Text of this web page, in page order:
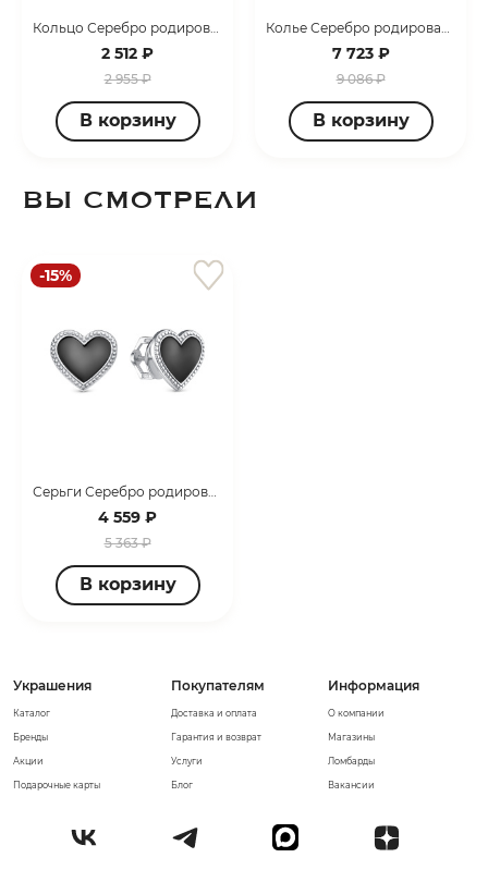
Кольцо Серебро родированное с1107455
2 512 ₽
2 955 ₽
В корзину
Колье Серебро родированное с0707178
7 723 ₽
9 086 ₽
В корзину
ВЫ СМОТРЕЛИ
-15%
Серьги Серебро родированное с0508100
4 559 ₽
5 363 ₽
В корзину
Информация
О компании
Магазины
Ломбарды
Вакансии
Украшения
Каталог
Бренды
Акции
Подарочные карты
Покупателям
Доставка и оплата
Гарантия и возврат
Услуги
Блог
раз в 2 недели